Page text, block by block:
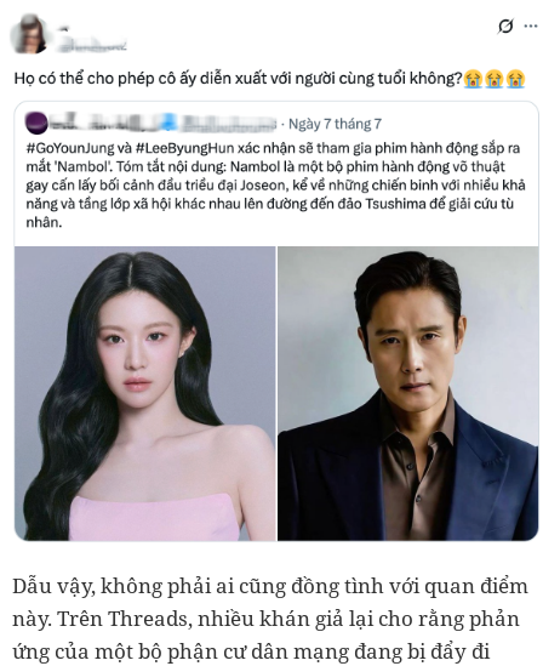
Dẫu vậy, không phải ai cũng đồng tình với quan điểm
này. Trên Threads, nhiều khán giả lại cho rằng phản
ứng của một bộ phận cư dân mạng đang bị đẩy đi